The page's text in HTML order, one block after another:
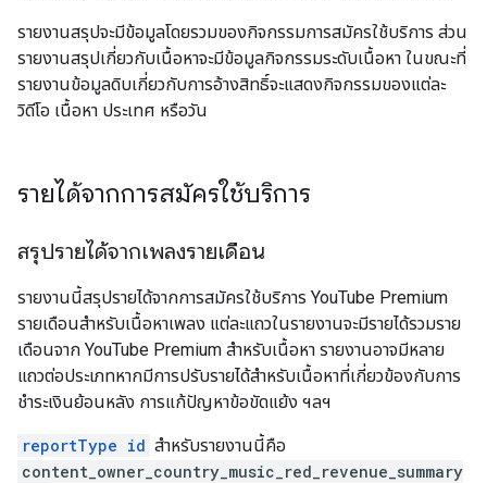
รายงานสรุปจะมีข้อมูลโดยรวมของกิจกรรมการสมัครใช้บริการ ส่วน
รายงานสรุปเกี่ยวกับเนื้อหาจะมีข้อมูลกิจกรรมระดับเนื้อหา ในขณะที่
รายงานข้อมูลดิบเกี่ยวกับการอ้างสิทธิ์จะแสดงกิจกรรมของแต่ละ
วิดีโอ เนื้อหา ประเทศ หรือวัน
รายได้จากการสมัครใช้บริการ
สรุปรายได้จากเพลงรายเดือน
รายงานนี้สรุปรายได้จากการสมัครใช้บริการ YouTube Premium
รายเดือนสำหรับเนื้อหาเพลง แต่ละแถวในรายงานจะมีรายได้รวมราย
เดือนจาก YouTube Premium สำหรับเนื้อหา รายงานอาจมีหลาย
แถวต่อประเภทหากมีการปรับรายได้สำหรับเนื้อหาที่เกี่ยวข้องกับการ
ชำระเงินย้อนหลัง การแก้ปัญหาข้อขัดแย้ง ฯลฯ
reportType id สำหรับรายงานนี้คือ
content_owner_country_music_red_revenue_summary